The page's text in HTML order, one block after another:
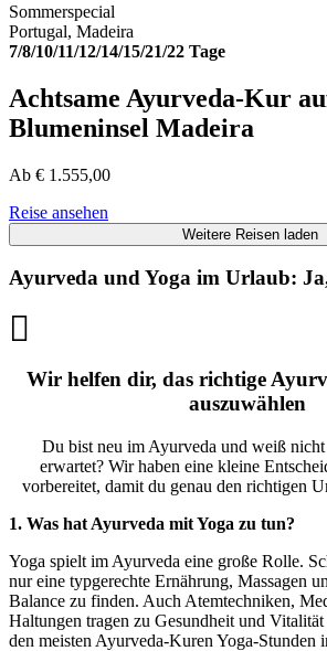
Sommerspecial
Portugal, Madeira
7/8/10/11/12/14/15/21/22 Tage
Achtsame Ayurveda-Kur
Blumeninsel Madeira
Ab € 1.555,00
Reise ansehen
Weitere Reisen laden
Ayurveda und Yoga im Urlaub:
Wir helfen dir, das richtige
auszuwählen
Du bist neu im Ayurveda und weiß
erwartet? Wir haben eine kleine
vorbereitet, damit du genau den richtigen
1. Was hat Ayurveda mit Yoga zu tun?
Yoga spielt im Ayurveda eine große Rolle.
nur eine typgerechte Ernährung, Massagen
Balance zu finden. Auch Atemtechniken,
Haltungen tragen zu Gesundheit und
den meisten Ayurveda-Kuren Yoga-Stunden